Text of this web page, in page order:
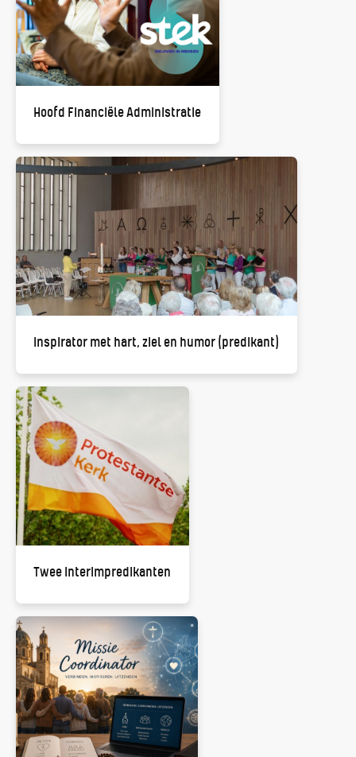
Hoofd Financiële Administratie
Inspirator met hart, ziel en humor (predikant)
Twee Interimpredikanten